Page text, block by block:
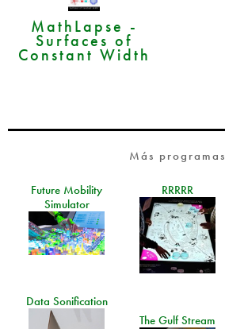
MathLapse -
Surfaces of
Constant Width
Más programas
Future Mobility
Simulator
RRRRR
Data Sonification
The Gulf Stream